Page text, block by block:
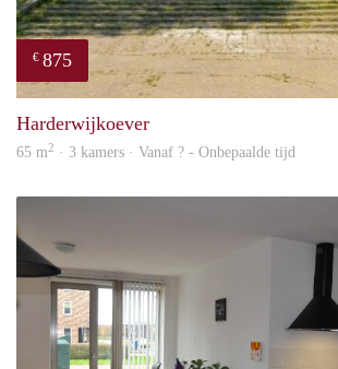
€ 875
Harderwijkoever
65 m2 · 3 kamers · Vanaf ? - Onbepaalde tijd